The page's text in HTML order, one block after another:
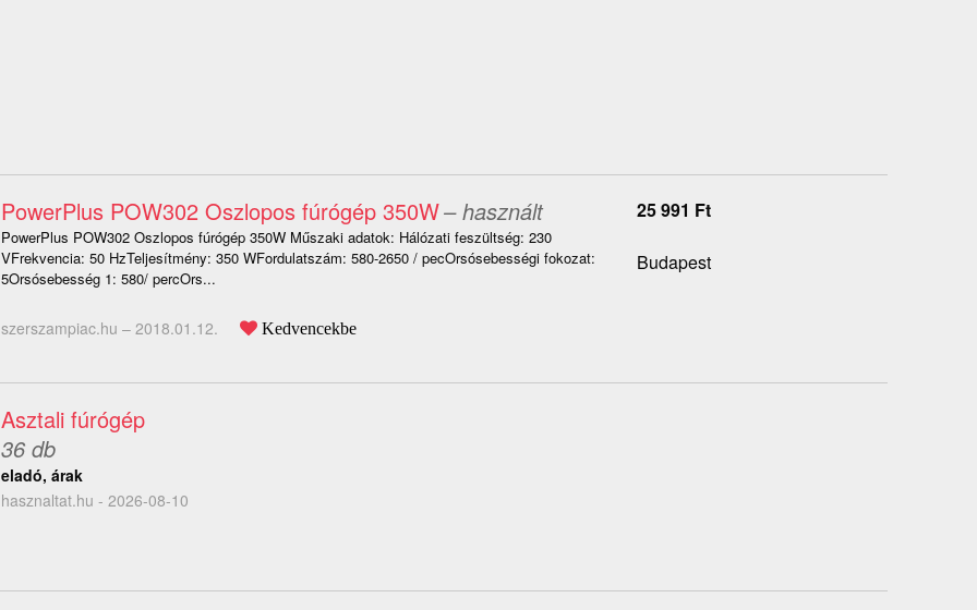
PowerPlus POW302 Oszlopos fúrógép 350W– használt
PowerPlus POW302 Oszlopos fúrógép 350W Műszaki adatok: Hálózati feszültség: 230
VFrekvencia: 50 HzTeljesítmény: 350 WFordulatszám: 580-2650 / pecOrsósebességi fokozat:
5Orsósebesség 1: 580/ percOrs...
szerszampiac.hu – 2018.01.12. Kedvencekbe
25 991 Ft
Budapest
Asztali fúrógép
36 db
eladó, árak
hasznaltat.hu - 2026-08-10